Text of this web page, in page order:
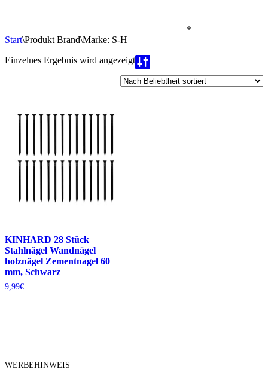
*
Start\Produkt Brand\Marke: S-H
Einzelnes Ergebnis wird angezeigt
KINHARD 28 Stück
Stahlnägel Wandnägel
holznägel Zementnagel 60
mm, Schwarz
9,99€
WERBEHINWEIS